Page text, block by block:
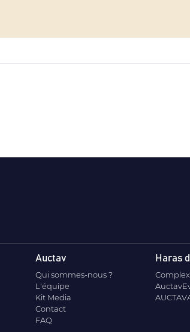
Auctav
Qui sommes-nous ?
L'équipe
Kit Media
Contact
FAQ
Haras